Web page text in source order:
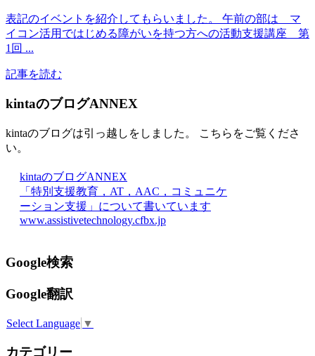
表記のイベントを紹介してもらいました。 午前の部は マ
イコン活用ではじめる障がいを持つ方への活動支援講座 第
1回 ...
記事を読む
kintaのブログANNEX
kintaのブログは引っ越しをしました。 こちらをご覧くださ
い。
kintaのブログANNEX
「特別支援教育，AT，AAC，コミュニケ
ーション支援」について書いています
www.assistivetechnology.cfbx.jp
Google検索
Google翻訳
Select Language ▼
カテゴリー